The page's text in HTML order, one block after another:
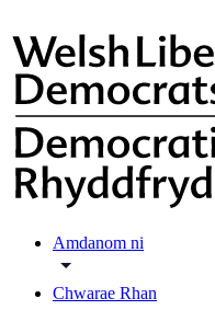
Amdanom ni
Chwarae Rhan